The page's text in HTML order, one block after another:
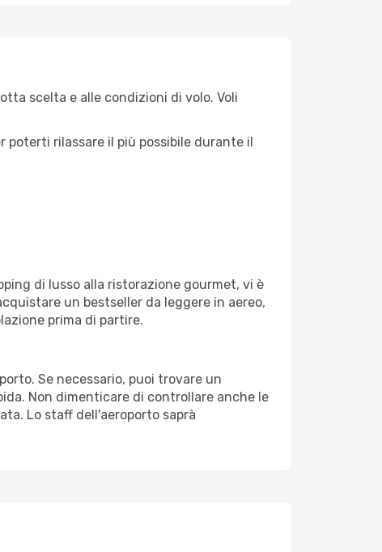
scelta e alle condizioni di volo. Voli
poterti rilassare il più possibile durante il
di lusso alla ristorazione gourmet, vi è
un bestseller da leggere in aereo,
prima di partire.
Se necessario, puoi trovare un
Non dimenticare di controllare anche le
Lo staff dell'aeroporto saprà